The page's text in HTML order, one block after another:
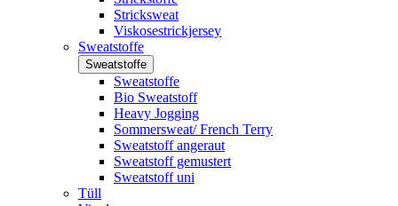
Stricksweat
Viskosestrickjersey
Sweatstoffe
Sweatstoffe
Sweatstoffe
Bio Sweatstoff
Heavy Jogging
Sommersweat/ French Terry
Sweatstoff angeraut
Sweatstoff gemustert
Sweatstoff uni
Tüll